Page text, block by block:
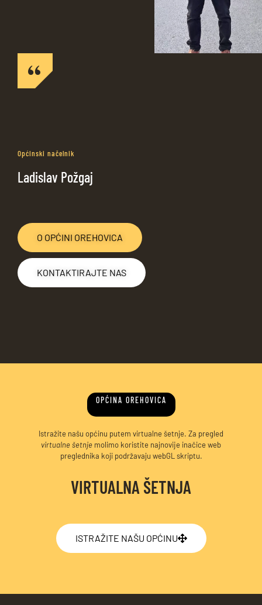
Općinski načelnik
Ladislav Požgaj
O OPĆINI OREHOVICA
KONTAKTIRAJTE NAS
OPĆINA OREHOVICA
Istražite našu općinu putem virtualne šetnje. Za pregled
virtualne šetnje molimo koristite najnovije inačice web
preglednika koji podržavaju webGL skriptu.
VIRTUALNA ŠETNJA
ISTRAŽITE NAŠU OPĆINU